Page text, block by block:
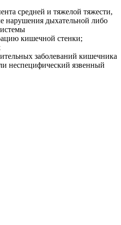
средней и тяжелой тяжести,
нарушения дыхательной либо
кишечной стенки;
заболеваний кишечника
неспецифический язвенный